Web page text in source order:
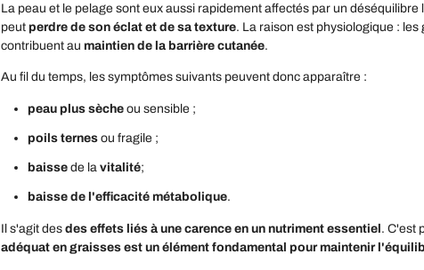
La peau et le pelage sont eux aussi rapidement affectés par un déséquilibre
peut perdre de son éclat et de sa texture. La raison est physiologique :
contribuent au maintien de la barrière cutanée.
Au fil du temps, les symptômes suivants peuvent donc apparaître :
peau plus sèche ou sensible ;
poils ternes ou fragile ;
baisse de la vitalité;
baisse de l'efficacité métabolique.
Il s'agit des des effets liés à une carence en un nutriment essentiel . C'est
adéquat en graisses est un élément fondamental pour maintenir